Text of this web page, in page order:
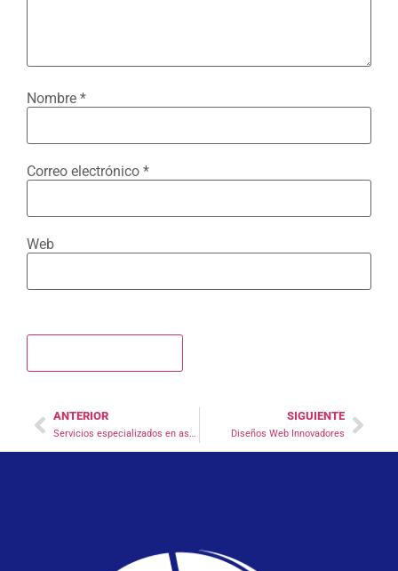
Nombre *
Correo electrónico *
Web
ANTERIOR
Servicios especializados en asesoría y consultoría empresarial
SIGUIENTE
Diseños Web Innovadores